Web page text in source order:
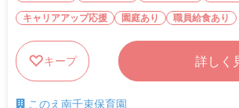
キャリアアップ応援
園庭あり 職員給食あり
キープ 詳しく
このえ南千束保育園